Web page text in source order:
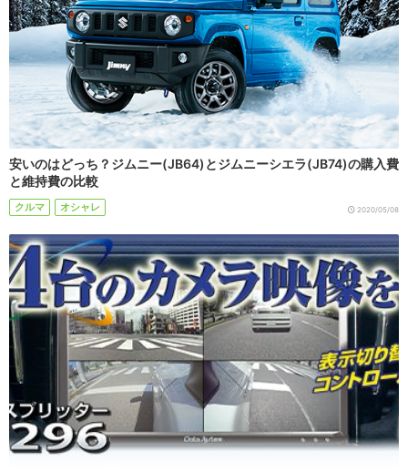
安いのはどっち？ジムニー(JB64)とジムニーシエラ(JB74)の購入費
と維持費の比較
クルマ オシャレ 2020/05/08